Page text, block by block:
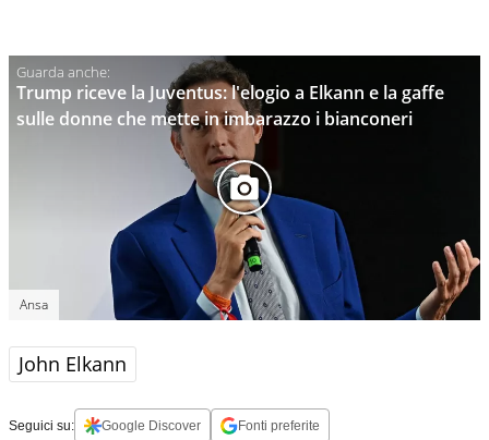
Trump riceve la Juventus: l'elogio a Elkann e la gaffe
sulle donne che mette in imbarazzo i bianconeri
Ansa
John Elkann
Seguici su: Google Discover Fonti preferite